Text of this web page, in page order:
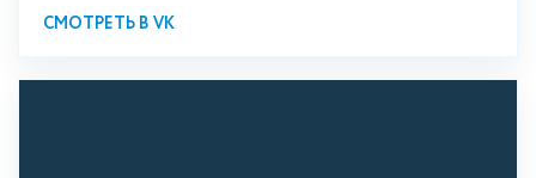
СМОТРЕТЬ В VK